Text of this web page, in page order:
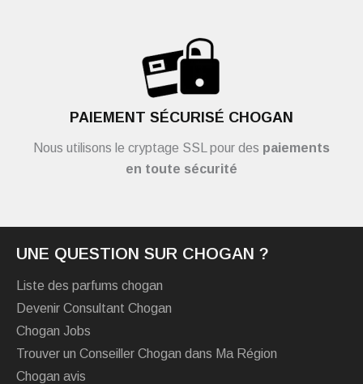
PAIEMENT SÉCURISÉ CHOGAN
Nous utilisons le cryptage SSL pour des paiements
en toute sécurité
UNE QUESTION SUR CHOGAN ?
Liste des parfums chogan
Devenir Consultant Chogan
Chogan Jobs
Trouver un Conseiller Chogan dans Ma Région
Chogan avis